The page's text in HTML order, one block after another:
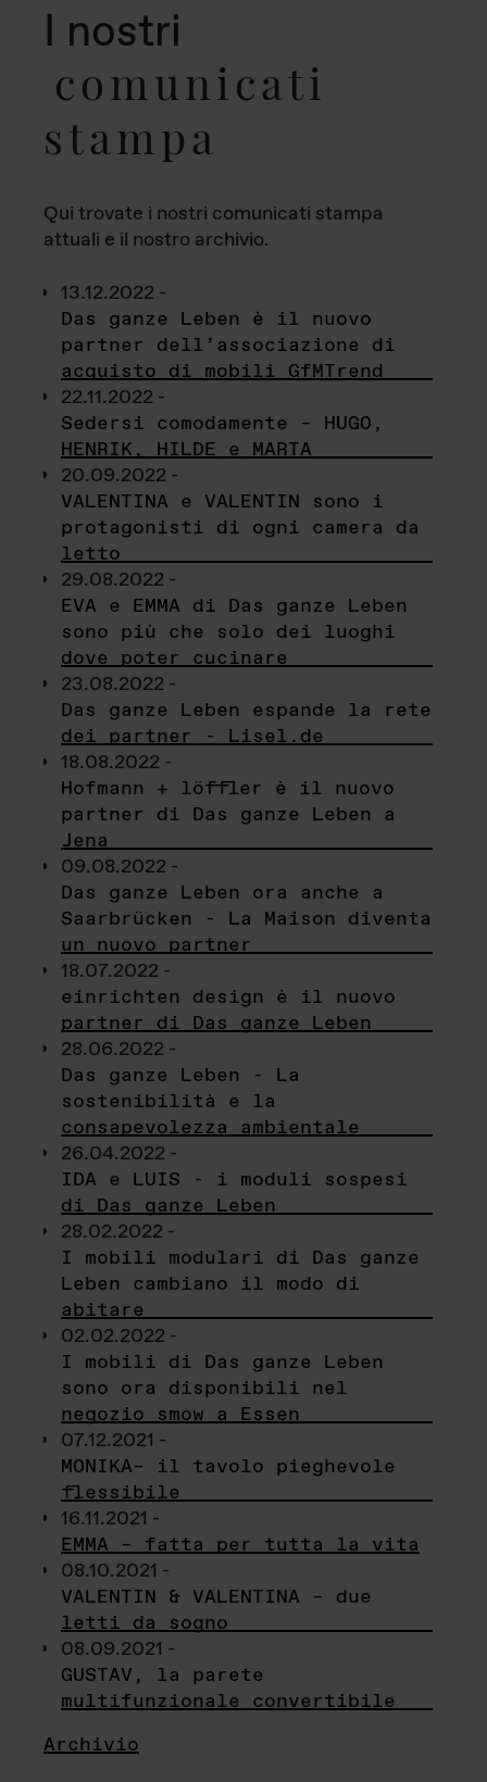
I nostri
comunicati
stampa
Qui trovate i nostri comunicati stampa
attuali e il nostro archivio.
13.12.2022 -
Das ganze Leben è il nuovo
partner dell’associazione di
acquisto di mobili GfMTrend
22.11.2022 -
Sedersi comodamente – HUGO,
HENRIK, HILDE e MARTA
20.09.2022 -
VALENTINA e VALENTIN sono i
protagonisti di ogni camera da
letto
29.08.2022 -
EVA e EMMA di Das ganze Leben
sono più che solo dei luoghi
dove poter cucinare
23.08.2022 -
Das ganze Leben espande la rete
dei partner - Lisel.de
18.08.2022 -
Hofmann + löffler è il nuovo
partner di Das ganze Leben a
Jena
09.08.2022 -
Das ganze Leben ora anche a
Saarbrücken - La Maison diventa
un nuovo partner
18.07.2022 -
einrichten design è il nuovo
partner di Das ganze Leben
28.06.2022 -
Das ganze Leben - La
sostenibilità e la
consapevolezza ambientale
26.04.2022 -
IDA e LUIS - i moduli sospesi
di Das ganze Leben
28.02.2022 -
I mobili modulari di Das ganze
Leben cambiano il modo di
abitare
02.02.2022 -
I mobili di Das ganze Leben
sono ora disponibili nel
negozio smow a Essen
07.12.2021 -
MONIKA– il tavolo pieghevole
flessibile
16.11.2021 -
EMMA – fatta per tutta la vita
08.10.2021 -
VALENTIN & VALENTINA – due
letti da sogno
08.09.2021 -
GUSTAV, la parete
multifunzionale convertibile
Archivio